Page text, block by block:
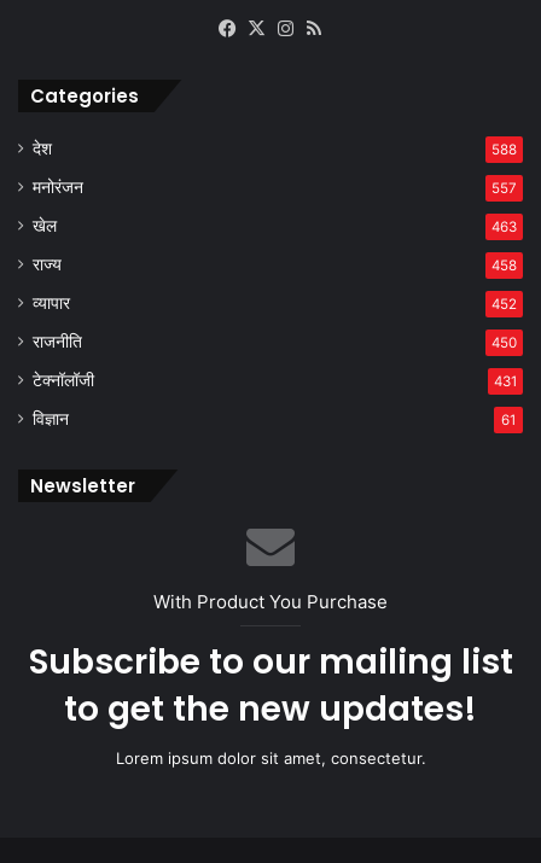
Facebook
X Instagram
Categories
देश 588
मनोरंजन 557
खेल 463
राज्य 458
व्यापार 452
राजनीति 450
टेक्नॉलॉजी 431
विज्ञान 61
Newsletter
With Product You Purchase
Subscribe to our mailing list
to get the new updates!
Lorem ipsum dolor sit amet, consectetur.